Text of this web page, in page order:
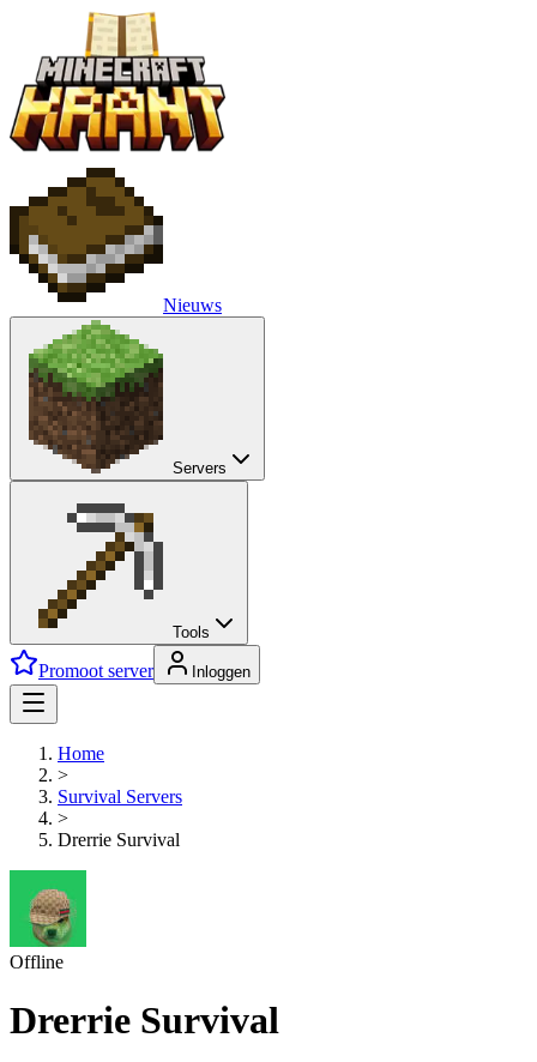
Nieuws
Servers
Tools
Promoot server Inloggen
Home
>
Survival Servers
>
Drerrie Survival
Offline
Drerrie Survival